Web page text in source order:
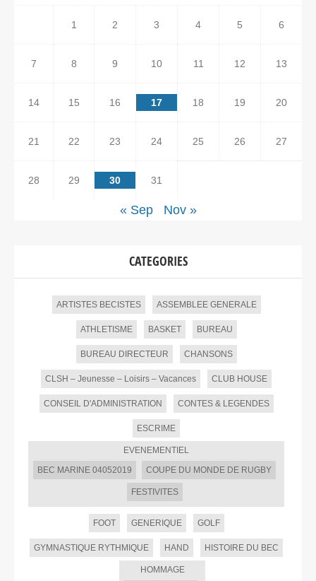
1 2 3 4 5 6
7 8 9 10 11 12 13
14 15 16 17 18 19 20
21 22 23 24 25 26 27
28 29 30 31
« Sep Nov »
CATEGORIES
ARTISTES BECISTES ASSEMBLEE GENERALE
ATHLETISME BASKET BUREAU
BUREAU DIRECTEUR CHANSONS
CLSH – Jeunesse – Loisirs – Vacances CLUB HOUSE
CONSEIL D'ADMINISTRATION CONTES & LEGENDES
ESCRIME
EVENEMENTIEL
BEC MARINE 04052019
COUPE DU MONDE DE RUGBY
FESTIVITES
FOOT GENERIQUE GOLF
GYMNASTIQUE RYTHMIQUE HAND HISTOIRE DU BEC
HOMMAGE